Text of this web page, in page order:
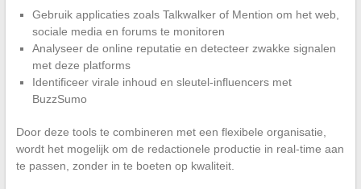
Gebruik applicaties zoals Talkwalker of Mention om het web,
sociale media en forums te monitoren
Analyseer de online reputatie en detecteer zwakke signalen
met deze platforms
Identificeer virale inhoud en sleutel-influencers met
BuzzSumo
Door deze tools te combineren met een flexibele organisatie,
wordt het mogelijk om de redactionele productie in real-time aan
te passen, zonder in te boeten op kwaliteit.